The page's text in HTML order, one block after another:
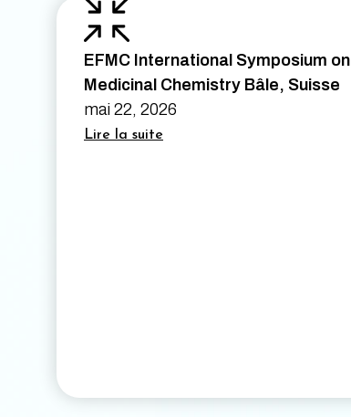
EFMC International Symposium on
Medicinal Chemistry Bâle, Suisse
mai 22, 2026
Lire la suite